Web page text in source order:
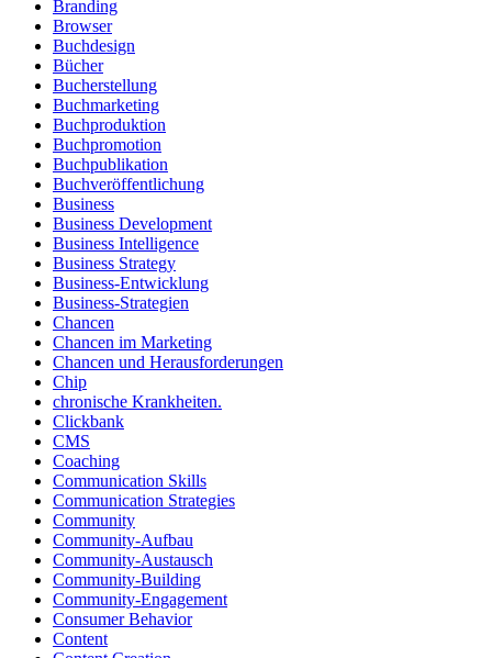
Branding
Browser
Buchdesign
Bücher
Bucherstellung
Buchmarketing
Buchproduktion
Buchpromotion
Buchpublikation
Buchveröffentlichung
Business
Business Development
Business Intelligence
Business Strategy
Business-Entwicklung
Business-Strategien
Chancen
Chancen im Marketing
Chancen und Herausforderungen
Chip
chronische Krankheiten.
Clickbank
CMS
Coaching
Communication Skills
Communication Strategies
Community
Community-Aufbau
Community-Austausch
Community-Building
Community-Engagement
Consumer Behavior
Content